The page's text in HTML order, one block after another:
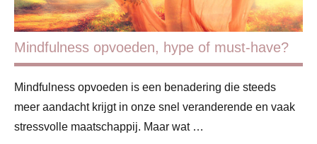
Mindfulness opvoeden, hype of must-have?
Mindfulness opvoeden is een benadering die steeds
meer aandacht krijgt in onze snel veranderende en vaak
stressvolle maatschappij. Maar wat …